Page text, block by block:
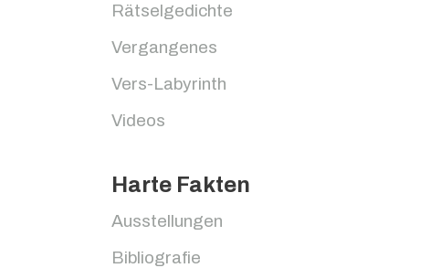
Rätselgedichte
Vergangenes
Vers-Labyrinth
Videos
Harte Fakten
Ausstellungen
Bibliografie